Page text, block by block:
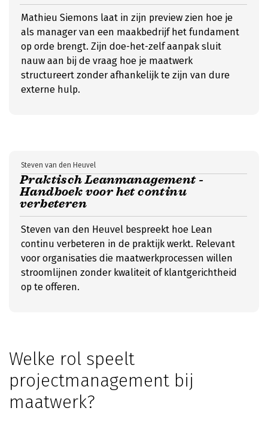
Mathieu Siemons laat in zijn preview zien hoe je
als manager van een maakbedrijf het fundament
op orde brengt. Zijn doe-het-zelf aanpak sluit
nauw aan bij de vraag hoe je maatwerk
structureert zonder afhankelijk te zijn van dure
externe hulp.
Praktisch Leanmanagement -
Handboek voor het continu
verbeteren
Steven van den Heuvel
Steven van den Heuvel bespreekt hoe Lean
continu verbeteren in de praktijk werkt. Relevant
voor organisaties die maatwerkprocessen willen
stroomlijnen zonder kwaliteit of klantgerichtheid
op te offeren.
Welke rol speelt
projectmanagement bij
maatwerk?